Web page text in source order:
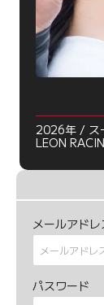
2026年 / ス
LEON
メールアドレ
パスワード